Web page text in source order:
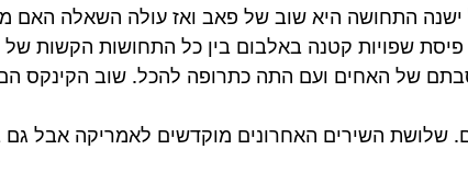
התחושה היא שוב של פאב ואז עולה השאלה האם
שפויות קטנה באלבום בין כל התחושות הקשות של
של האחים ועם התה כתרופה להכל. שוב הקינקס
שלושת השירים האחרונים מוקדשים לאמריקה אבל גם